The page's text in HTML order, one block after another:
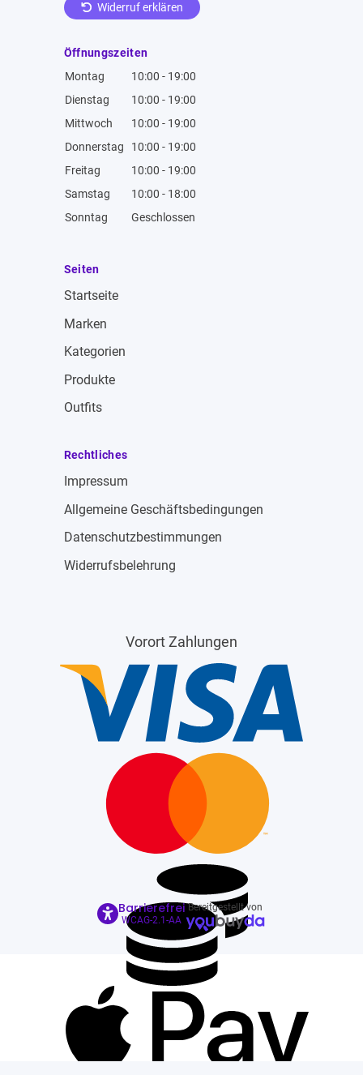
Widerruf erklären
Öffnungszeiten
Montag
10:00 - 19:00
Dienstag
10:00 - 19:00
Mittwoch
10:00 - 19:00
Donnerstag
10:00 - 19:00
Freitag
10:00 - 19:00
Samstag
10:00 - 18:00
Sonntag
Geschlossen
Seiten
Startseite
Marken
Kategorien
Produkte
Outfits
Rechtliches
Impressum
Allgemeine Geschäftsbedingungen
Datenschutzbestimmungen
Widerrufsbelehrung
Vorort Zahlungen
Barrierefrei
WCAG-2.1-AA
Bereitgestellt von